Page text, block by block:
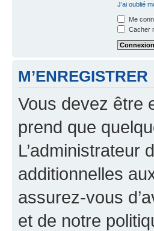
J’ai oublié
Me
Cacher
M’ENREGISTRER
Vous devez être
prend que
L’administrateur
additionnelles
assurez-vous
et de notre